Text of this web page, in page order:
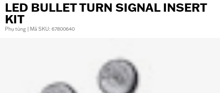
LED BULLET TURN SIGNAL INSERT
KIT
Phụ tùng | Mã SKU: 67800640